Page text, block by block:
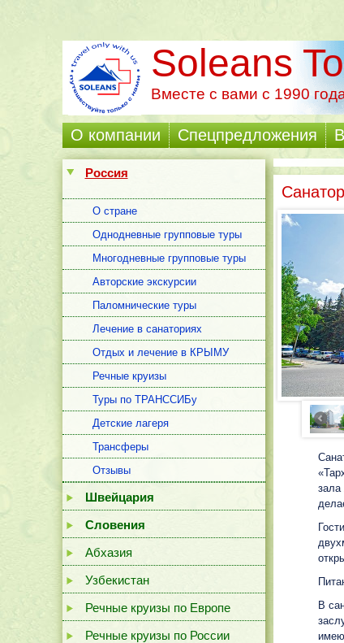
Soleans
Вместе с вами с 1990
О компании Cпецпредложения
Россия
О стране
Однодневные групповые туры
Многодневные групповые туры
Авторские экскурсии
Паломнические туры
Лечение в санаториях
Отдых и лечение в КРЫМУ
Речные круизы
Туры по ТРАНССИБу
Детские лагеря
Трансферы
Отзывы
Швейцария
Словения
Абхазия
Узбекистан
Речные круизы по Европе
Речные круизы по России
зала
В